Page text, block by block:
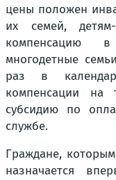
цены положен
их семей,
компенсацию
многодетные
раз в
компенсации
субсидию по
службе.
Граждане,
назначается